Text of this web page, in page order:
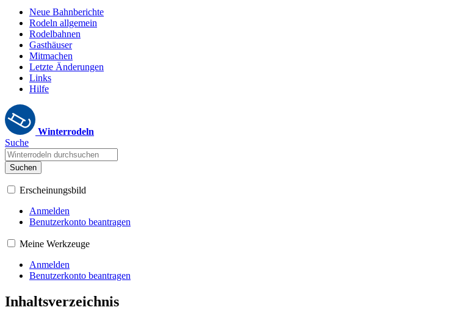
Neue Bahnberichte
Rodeln allgemein
Rodelbahnen
Gasthäuser
Mitmachen
Letzte Änderungen
Links
Hilfe
Winterrodeln
Suche
Suchen
Erscheinungsbild
Anmelden
Benutzerkonto beantragen
Meine Werkzeuge
Anmelden
Benutzerkonto beantragen
Inhaltsverzeichnis